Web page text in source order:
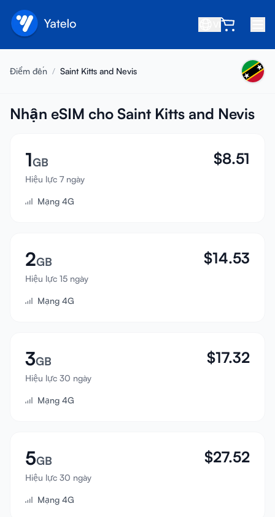
Giới thiệu
Giới thiệu bạn bè
Trở thành đối tác
Trung tâm trợ giúp
Hỗ trợ
Tương thích thiết bị
Đăng nhập
Điểm đến / Saint Kitts and Nevis
Nhận eSIM cho Saint Kitts and Nevis
1GB
Hiệu lực 7 ngày
$8.51
Mạng 4G
2GB
Hiệu lực 15 ngày
$14.53
Mạng 4G
3GB
Hiệu lực 30 ngày
$17.32
Mạng 4G
5GB
Hiệu lực 30 ngày
$27.52
Mạng 4G